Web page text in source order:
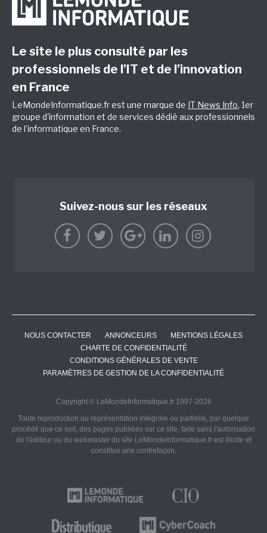
Le site le plus consulté par les
professionnels de l’IT et de l’innovation
en France
LeMondeInformatique.fr est une marque de IT News Info, 1er
groupe d'information et de services dédié aux professionnels
de l'informatique en France.
Suivez-nous sur les réseaux
NOUS CONTACTER ANNONCEURS
MENTIONS LÉGALES
CHARTE DE CONFIDENTIALITÉ
CONDITIONS GÉNÉRALES DE VENTE
PARAMÈTRES DE GESTION DE LA CONFIDENTIALITÉ
Copyright © LeMondeInformatique.fr 1997-2026
Toute reproduction ou représentation intégrale ou partielle, par quelque
procédé que ce soit, des pages publiées sur ce site, faite sans l'autorisation
de l'éditeur ou du webmaster du site LeMondeInformatique.fr est illicite et
constitue une contrefaçon.